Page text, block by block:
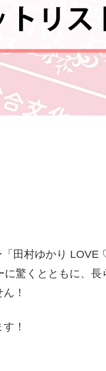
田村ゆかり LOVE
驚くとともに、長
！
！